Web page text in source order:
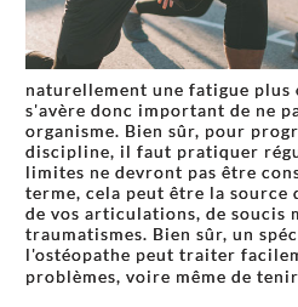
naturellement une fatigue plus
s'avère donc important de ne
organisme. Bien sûr, pour
discipline, il faut pratiquer
limites ne devront pas être
terme, cela peut être la source
de vos articulations, de soucis
traumatismes. Bien sûr, un
l'ostéopathe peut traiter
problèmes, voire même de